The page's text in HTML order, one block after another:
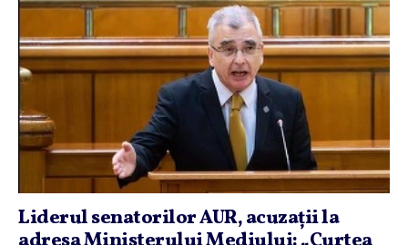
Liderul senatorilor AUR, acuzaţii la